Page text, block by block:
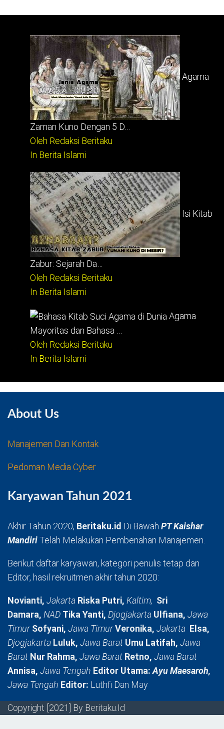
Agama
Zaman Kuno Dengan 5 D…
Oleh Redaksi Beritaku
In Berita Islami
Isi Kitab
Zabur: Sejarah Da…
Oleh Redaksi Beritaku
In Berita Islami
Agama
Mayoritas dan Bahasa …
Oleh Redaksi Beritaku
In Berita Islami
About Us
Manajemen Dan Kontak
Pedoman Media Cyber
Karyawan Tahun 2021
Akhir Tahun 2020, Beritaku.id Di Bawah PT Kaishar
MandiriTelah Melakukan Pembenahan Manajemen.
Berikut daftar karyawan, kategori penulis tetap dan
Editor, hasil rekruitmen akhir tahun 2020:
Novianti, Jakarta Riska Putri, Kaltim, Sri
Damara, NAD Tika Yanti, Djogjakarta Ulfiana, Jawa
TimurSofyani, Jawa TimurVeronika, Jakarta Elsa,
Djogjakarta Luluk, Jawa Barat Umu Latifah, Jawa
Barat Nur Rahma, Jawa Barat Retno, Jawa Barat
Annisa, Jawa Tengah Editor Utama:Ayu Maesaroh,
Jawa Tengah Editor: Luthfi Dan May
Copyright [2021] By Beritaku.Id